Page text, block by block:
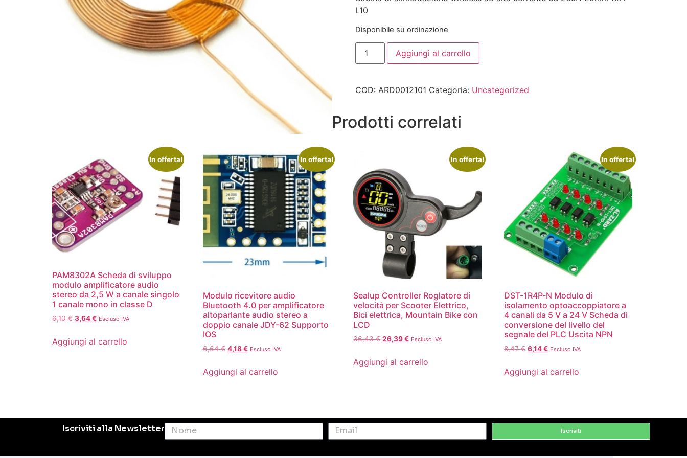
L10
Disponibile su ordinazione
Aggiungi al carrello
COD: ARD0012101 Categoria: Uncategorized
Prodotti correlati
In offerta!
PAM8302A Scheda di sviluppo
modulo amplificatore audio
stereo da 2,5 W a canale singolo
1 canale mono in classe D
6,10€ 3,64€ Escluso IVA
Aggiungi al carrello
In offerta!
Modulo ricevitore audio
Bluetooth 4.0 per amplificatore
altoparlante audio stereo a
doppio canale JDY-62 Supporto
IOS
6,64€ 4,18€ Escluso IVA
Aggiungi al carrello
In offerta!
Sealup Controller Roglatore di
velocità per Scooter Elettrico,
Bici elettrica, Mountain Bike con
LCD
36,43€ 26,39€ Escluso IVA
Aggiungi al carrello
In offerta!
DST-1R4P-N Modulo di
isolamento optoaccoppiatore a
4 canali da 5 V a 24 V Scheda di
conversione del livello del
segnale del PLC Uscita NPN
8,47€ 6,14€ Escluso IVA
Aggiungi al carrello
Iscriviti alla Newsletter Iscriviti